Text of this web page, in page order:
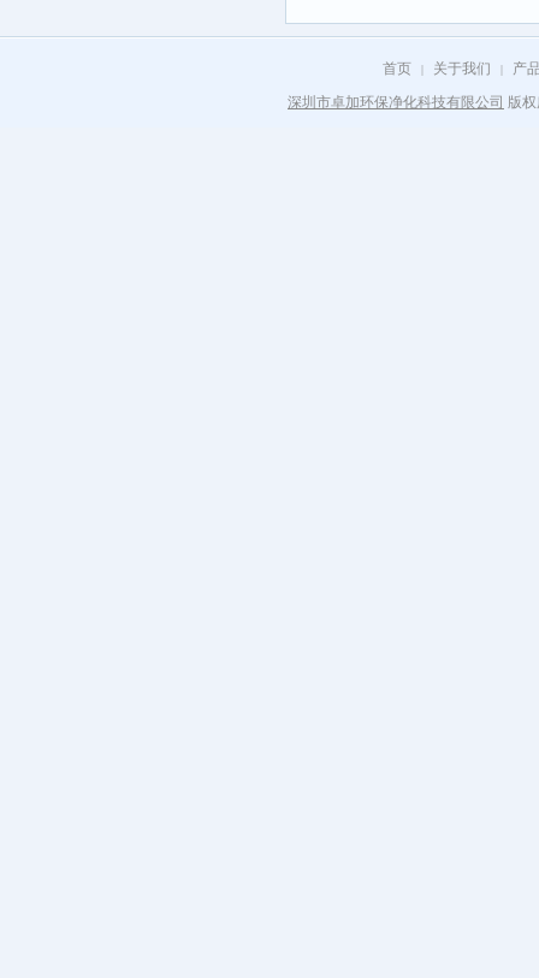
吗？
首页 | 关于我们 |
产
深圳市卓加环保净化科技有限公司 版